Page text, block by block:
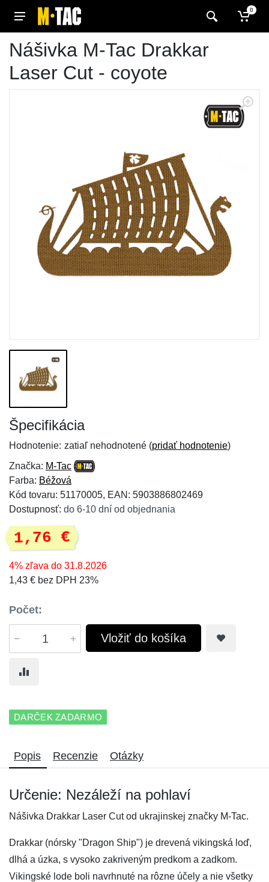
0
Nášivka M-Tac Drakkar
Laser Cut - coyote
Špecifikácia
Hodnotenie: zatiaľ nehodnotené (pridať hodnotenie)
Značka: M-Tac
Farba: Béžová
Kód tovaru: 51170005, EAN: 5903886802469
Dostupnosť: do 6-10 dní od objednania
1,76 €
4% zľava do 31.8.2026
1,43 € bez DPH 23%
Počet:
Vložiť do košíka
DARČEK ZADARMO
Popis Recenzie Otázky
Určenie: Nezáleží na pohlaví
Nášivka Drakkar Laser Cut od ukrajinskej značky M-Tac.
Drakkar (nórsky "Dragon Ship") je drevená vikingská loď,
dlhá a úzka, s vysoko zakriveným predkom a zadkom.
Vikingské lode boli navrhnuté na rôzne účely a nie všetky